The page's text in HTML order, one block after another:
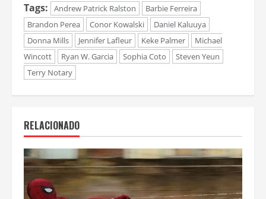
Tags: Andrew Patrick Ralston
Barbie Ferreira
Brandon Perea
Conor Kowalski
Daniel Kaluuya
Donna Mills
Jennifer Lafleur Keke Palmer
Michael
Wincott
Ryan W. Garcia Sophia Coto
Steven Yeun
Terry Notary
RELACIONADO